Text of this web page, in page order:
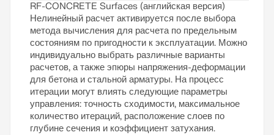
RF-CONCRETE Surfaces (английская версия)
Нелинейный расчет активируется после выбора
метода вычисления для расчета по предельным
состояниям по пригодности к эксплуатации. Можно
индивидуально выбрать различные варианты
расчетов, а также эпюры напряжения-деформации
для бетона и стальной арматуры. На процесс
итерации могут влиять следующие параметры
управления: точность сходимости, максимальное
количество итераций, расположение слоев по
глубине сечения и коэффициент затухания.